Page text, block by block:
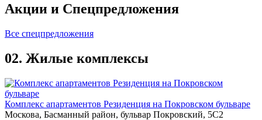
Акции и Спецпредложения
Все спецпредложения
02. Жилые комплексы
Комплекс апартаментов Резиденция на Покровском бульваре
Москова, Басманный район, бульвар Покровский, 5С2